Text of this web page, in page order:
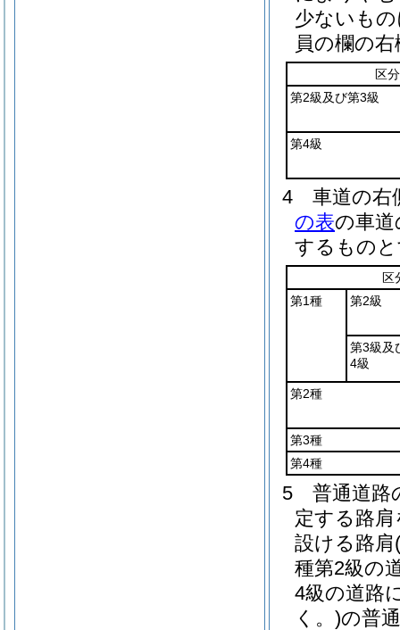
少ないも
員の欄の
区分
第2級及び第3級
第4級
4
車道の右
の表の車
するもの
区
第1種
第2級
第3級及
4級
第2種
第3種
第4種
5
普通道路
定する路
設ける路肩(
種第2級の
4級の道路
く。)の普